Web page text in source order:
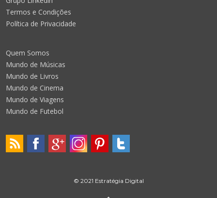
Termos e Condições
Política de Privacidade
Quem Somos
Mundo de Músicas
Mundo de Livros
Mundo de Cinema
Mundo de Viagens
Mundo de Futebol
© 2021 Estratégia Digital